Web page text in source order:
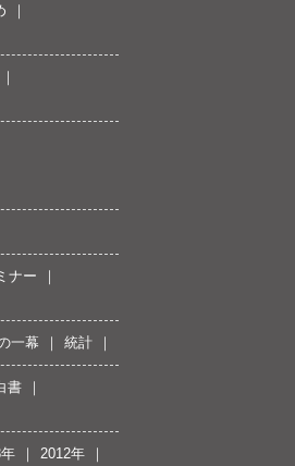
ナー
一幕 統計
書
2012年